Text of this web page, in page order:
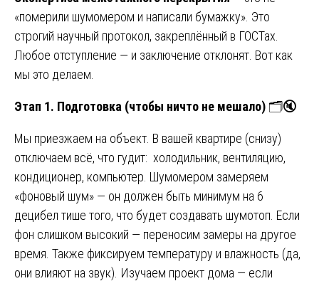
«померили шумомером и написали бумажку». Это
строгий научный протокол, закреплённый в ГОСТах.
Любое отступление — и заключение отклонят. Вот как
мы это делаем.
Этап 1. Подготовка (чтобы ничто не мешало) 🗂️🔇
Мы приезжаем на объект. В вашей квартире (снизу)
отключаем всё, что гудит: холодильник, вентиляцию,
кондиционер, компьютер. Шумомером замеряем
«фоновый шум» — он должен быть минимум на 6
децибел тише того, что будет создавать шумотоп. Если
фон слишком высокий — переносим замеры на другое
время. Также фиксируем температуру и влажность (да,
они влияют на звук). Изучаем проект дома — если